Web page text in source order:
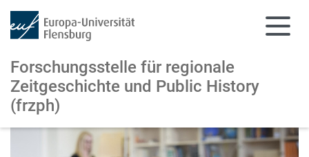
Zum Hauptinhalt springen
Zur Navigation springen
Forschungsstelle für regionale
Zeitgeschichte und Public History
(frzph)